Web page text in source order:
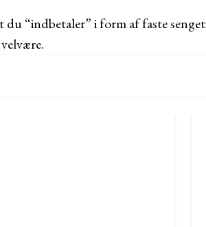
du “indbetaler” i form af faste